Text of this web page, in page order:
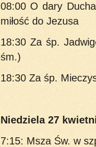
08:00 O dary
miłość do Jezusa
18:30 Za śp.
śm.)
18:30 Za śp.
Niedziela 27
7:15: Msza Św. w